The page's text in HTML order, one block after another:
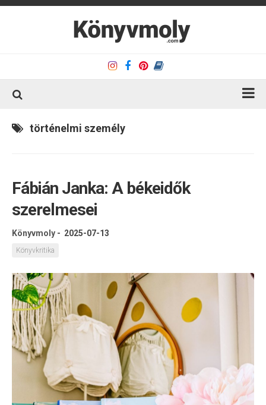
Kapcsolat
Olvasó sarok
Könyveim
Rólam
történelmi személy
Fábián Janka: A békeidők
szerelmesei
Könyvmoly - 2025-07-13
Könyvkritika